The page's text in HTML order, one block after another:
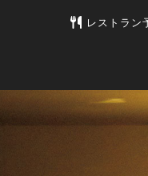
東京カレンダ
レストラン